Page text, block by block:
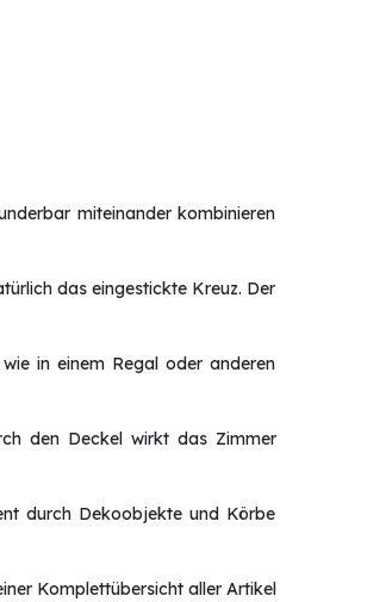
miteinander kombinieren
das eingestickte Kreuz. Der
in einem Regal oder anderen
den Deckel wirkt das Zimmer
durch Dekoobjekte und Körbe
Komplettübersicht aller Artikel